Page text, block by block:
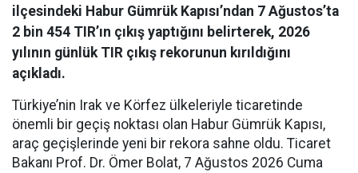
ilçesindeki Habur Gümrük Kapısı’ndan 7 Ağustos’ta
2 bin 454 TIR’ın çıkış yaptığını belirterek, 2026
yılının günlük TIR çıkış rekorunun kırıldığını
açıkladı.
Türkiye’nin Irak ve Körfez ülkeleriyle ticaretinde
önemli bir geçiş noktası olan Habur Gümrük Kapısı,
araç geçişlerinde yeni bir rekora sahne oldu. Ticaret
Bakanı Prof. Dr. Ömer Bolat, 7 Ağustos 2026 Cuma